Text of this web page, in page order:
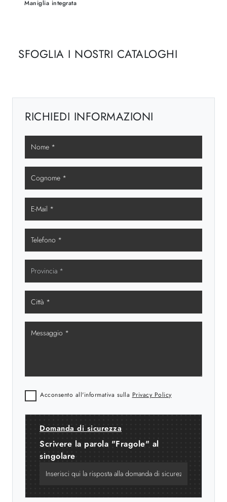
Maniglia integrata
SFOGLIA I NOSTRI CATALOGHI
RICHIEDI INFORMAZIONI
Acconsento all'informativa sulla Privacy Policy
Domanda di sicurezza
Scrivere la parola "Fragole" al
singolare